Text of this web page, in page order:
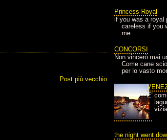
Post più vecchio
Princess Royal
if you was a royal
careless if you
me ...
CONCORSI
Non vincerò mai
Come cane
per lo vasto
E'
the night went